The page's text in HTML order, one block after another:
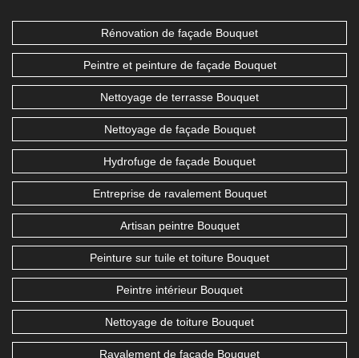
Rénovation de façade Bouquet
Peintre et peinture de façade Bouquet
Nettoyage de terrasse Bouquet
Nettoyage de façade Bouquet
Hydrofuge de façade Bouquet
Entreprise de ravalement Bouquet
Artisan peintre Bouquet
Peinture sur tuile et toiture Bouquet
Peintre intérieur Bouquet
Nettoyage de toiture Bouquet
Ravalement de façade Bouquet